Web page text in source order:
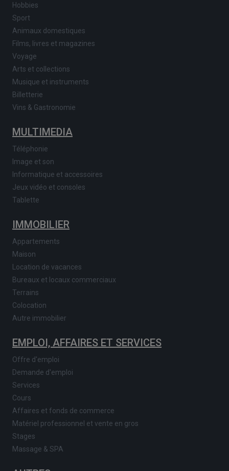
Hobbies
Sport
Animaux domestiques
Films, livres et magazines
Voyage
Arts et collections
Musique et instruments
Billetterie
Vins & Gastronomie
MULTIMEDIA
Téléphonie
Image et son
Informatique et accessoires
Jeux vidéo et consoles
Tablette
IMMOBILIER
Appartements
Maison
Location de vacances
Bureaux et locaux commerciaux
Terrains
Colocation
Autre immobilier
EMPLOI, AFFAIRES ET SERVICES
Offre d'emploi
Demande d'emploi
Services
Cours
Affaires et fonds de commerce
Matériel professionnel et vente en gros
Stages
Massage & SPA